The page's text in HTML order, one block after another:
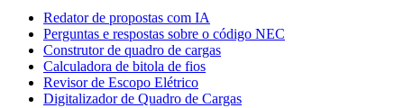
Redator de propostas com IA
Perguntas e respostas sobre o código NEC
Construtor de quadro de cargas
Calculadora de bitola de fios
Revisor de Escopo Elétrico
Digitalizador de Quadro de Cargas